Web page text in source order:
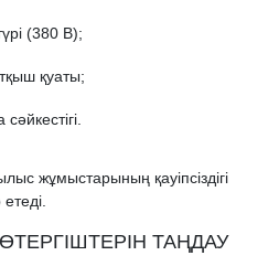
(380 В);
қуаты;
жұмыстарының қауіпсіздігі
ТАҢДАУ